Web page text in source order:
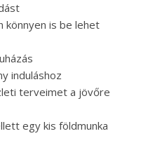
könnyen is be lehet
induláshoz
terveimet a jövőre
egy kis földmunka